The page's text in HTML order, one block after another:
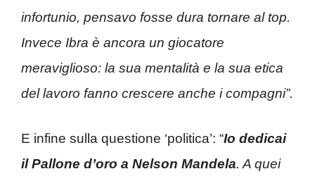
infortunio, pensavo fosse dura tornare al top.
Invece Ibra è ancora un giocatore
meraviglioso: la sua mentalità e la sua etica
del lavoro fanno crescere anche i compagni”.
E infine sulla questione ‘politica’: “Io dedicai
il Pallone d’oro a Nelson Mandela. A quei